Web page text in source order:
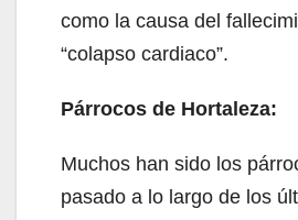
como la causa del
“colapso cardiaco”.
Párrocos de Hortaleza:
Muchos han sido los
pasado a lo largo de los